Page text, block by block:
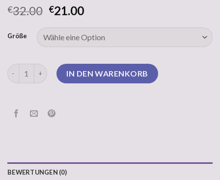
€32.00 €21.00
Größe
winterpullover MengeIN DEN WARENKORB
BEWERTUNGEN (0)